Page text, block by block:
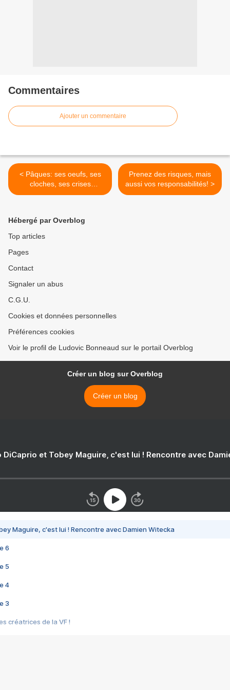
Commentaires
Ajouter un commentaire
< Pâques: ses oeufs, ses
cloches, ses crises
d'estomac...
Prenez des risques, mais
aussi vos responsabilités! >
Hébergé par Overblog
Top articles
Pages
Contact
Signaler un abus
C.G.U.
Cookies et données personnelles
Préférences cookies
Voir le profil de Ludovic Bonneaud sur le portail Overblog
Créer un blog sur Overblog
Créer un blog
DiCaprio et Tobey Maguire, c'est lui ! Rencontre avec
Maguire, c'est lui ! Rencontre avec Damien Witecka
6
5
4
3
créatrices de la VF !